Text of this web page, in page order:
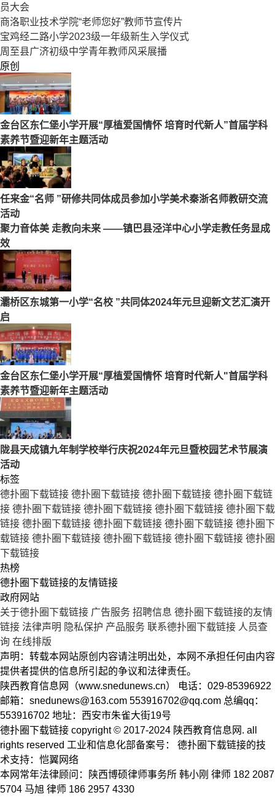
员大会
商洛职业技术学院“老师您好”教师节宣传片
宝鸡经二路小学2023级一年级新生入学仪式
周至县广济初级中学青年教师风采展播
原创
金台区东仁堡小学开展“厚植爱国情怀 培育时代新人”首届学科
素养节暨迎新年主题活动
任来金“名师 ”研修共同体成员参加小学美术秦浙名师教研交流
活动
聚力音体美 走教向未来 ——镇巴县泾洋中心小学走教任务显成
效
灞桥区东城第一小学“名校 ”共同体2024年元旦迎新文艺汇演开
启
金台区东仁堡小学开展“厚植爱国情怀 培育时代新人"首届学科
素养节暨迎新年主题活动
陇县天成镇九年制学校举行庆祝2024年元旦暨校园艺术节展演
活动
标签
德扑圈下载链接 德扑圈下载链接 德扑圈下载链接 德扑圈下载链
接 德扑圈下载链接 德扑圈下载链接 德扑圈下载链接 德扑圈下载
链接 德扑圈下载链接 德扑圈下载链接 德扑圈下载链接 德扑圈下
载链接 德扑圈下载链接 德扑圈下载链接 德扑圈下载链接 德扑圈
下载链接
热榜
德扑圈下载链接的友情链接
政府网站
关于德扑圈下载链接 广告服务 招聘信息 德扑圈下载链接的友情
链接 法律声明 隐私保护 产品服务 联系德扑圈下载链接 人员查
询 在线排版
声明：转载本网站原创内容请注明出处，本网不承担任何由内容
提供者提供的信息所引起的争议和法律责任。
陕西教育信息网（www.snedunews.cn） 电话：029-85396922
邮箱： snedunews@163.com 553916702@qq.com 总编qq：
553916702 地址：西安市朱雀大街19号
德扑圈下载链接 copyright © 2017-2024 陕西教育信息网. all
rights reserved 工业和信息化部备案号： 德扑圈下载链接的技
术支持：恺翼网络
本网常年法律顾问：陕西博硕律师事务所 韩小刚 律师 182 2087
5704 马旭 律师 186 2957 4330